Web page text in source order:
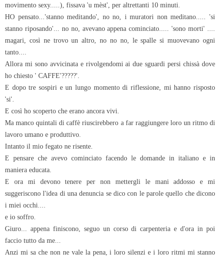
movimento sexy.....), fissava 'u mèst', per altrettanti 10 minuti.
HO pensato...'stanno meditando', no no, i muratori non meditano..... 'si
stanno riposando'... no no, avevano appena cominciato..... 'sono morti' ....
magari, così ne trovo un altro, no no no, le spalle si muovevano ogni
tanto....
Allora mi sono avvicinata e rivolgendomi ai due sguardi persi chissà dove
ho chiesto ' CAFFE'?????'.
E dopo tre sospiri e un lungo momento di riflessione, mi hanno risposto
'si'.
E così ho scoperto che erano ancora vivi.
Ma manco quintali di caffè riuscirebbero a far raggiungere loro un ritmo di
lavoro umano e produttivo.
Intanto il mio fegato ne risente.
E pensare che avevo cominciato facendo le domande in italiano e in
maniera educata.
E ora mi devono tenere per non mettergli le mani addosso e mi
suggeriscono l'idea di una denuncia se dico con le parole quello che dicono
i miei occhi....
e io soffro.
Giuro... appena finiscono, seguo un corso di carpenteria e d'ora in poi
faccio tutto da me...
Anzi mi sa che non ne vale la pena, i loro silenzi e i loro ritmi mi stanno